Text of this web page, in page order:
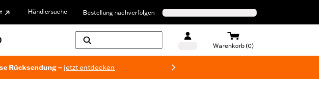
Händlersuche Bestellung nachverfolgen
Warenkorb (0)
Rücksendung – jetzt entdecken